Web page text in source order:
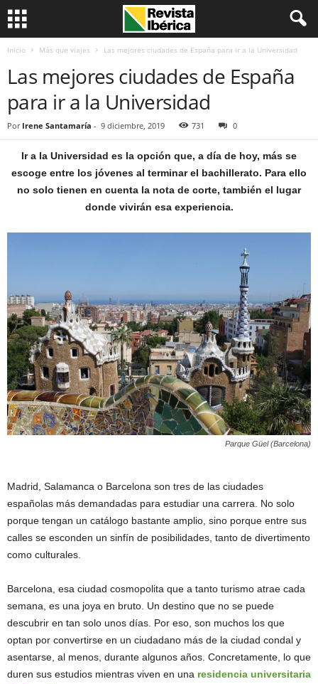
Inicio Más que viajes Las mejores ciudades de España para ir a la Universidad
Las mejores ciudades de España
para ir a la Universidad
Por Irene Santamaría - 9 diciembre, 2019 731 0
Ir a la Universidad es la opción que, a día de hoy, más se
escoge entre los jóvenes al terminar el bachillerato. Para ello
no solo tienen en cuenta la nota de corte, también el lugar
donde vivirán esa experiencia.
Parque Güel (Barcelona)
Madrid, Salamanca o Barcelona son tres de las ciudades
españolas más demandadas para estudiar una carrera. No solo
porque tengan un catálogo bastante amplio, sino porque entre sus
calles se esconden un sinfín de posibilidades, tanto de divertimento
como culturales.
Barcelona, esa ciudad cosmopolita que a tanto turismo atrae cada
semana, es una joya en bruto. Un destino que no se puede
descubrir en tan solo unos días. Por eso, son muchos los que
optan por convertirse en un ciudadano más de la ciudad condal y
asentarse, al menos, durante algunos años. Concretamente, lo que
duren sus estudios mientras viven en una residencia universitaria